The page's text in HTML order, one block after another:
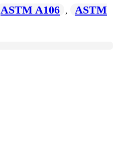
ASTM A106 ,
ASTM